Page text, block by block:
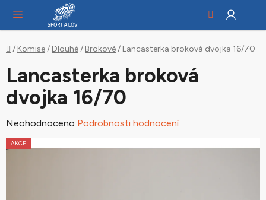
obsah
Domů
/ Komise/ Dlouhé/ Brokové/ Lancasterka broková dvojka 16/70
Lancasterka broková
dvojka 16/70
Průměrné
hodnocení
Neohodnoceno Podrobnosti hodnocení
AKCE